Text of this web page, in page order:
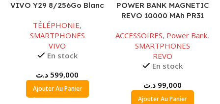
VIVO Y29 8/256Go Blanc
TÉLÉPHONIE,
SMARTPHONES
VIVO
En stock
599,000 د.ت
Ajouter Au Panier
POWER BANK MAGNETIC
REVO 10000 MAh PR31
ACCESSOIRES, Power Bank,
SMARTPHONES
REVO
En stock
99,000 د.ت
Ajouter Au Panier